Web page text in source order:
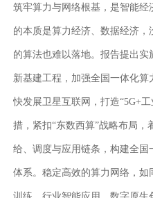
筑牢算力与网络根基，是智能
的本质是算力经济、数据经济
的算法也难以落地。报告提出
新基建工程，加强全国一体化
快发展卫星互联网，打造“5G+
措，紧扣“东数西算”战略布局
给、调度与应用链条，构建全国
体系。稳定高效的算力网络，如